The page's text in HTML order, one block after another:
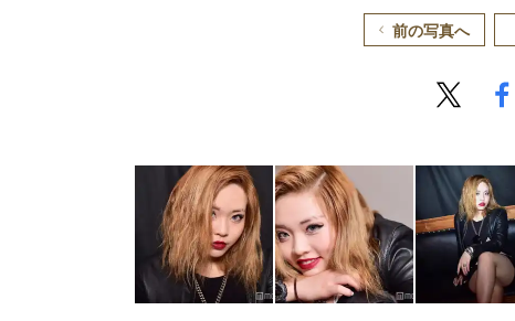
前の写真へ